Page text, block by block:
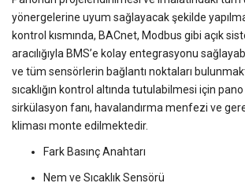
yönergelerine uyum sağlayacak şekilde
kontrol kısmında, BACnet, Modbus gibi açık
aracılığıyla BMS’e kolay entegrasyonu
ve tüm sensörlerin bağlantı noktaları
sıcaklığın kontrol altında tutulabilmesi için
sirkülasyon fanı, havalandırma menfezi ve
kliması monte edilmektedir.
Fark Basınç Anahtarı
Nem ve Sıcaklık Sensörü